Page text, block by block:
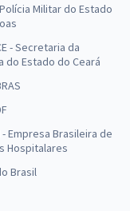
Militar do Estado
- Secretaria da
do Estado do Ceará
- Empresa Brasileira de
Hospitalares
Brasil